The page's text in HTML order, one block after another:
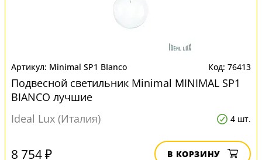
Minimal SP1 BIanco 76413
Подвесной светильник Minimal MINIMAL SP1
BIANCO лучшие
Ideal Lux (Италия)
4 шт.
8 754 ₽ В КОРЗИНУ